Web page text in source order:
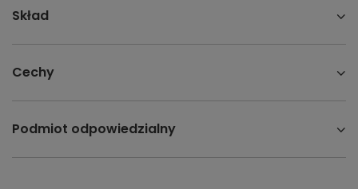
Skład
Cechy
Podmiot odpowiedzialny